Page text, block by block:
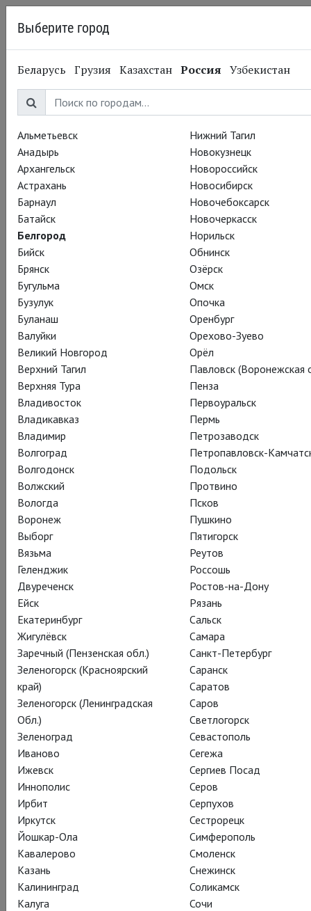
19.03.2014 Театр «Метрополитен-опера»
Metropolitan Opera:
Князь Игорь. 22 марта в
15:00
«Князь Игорь» Бородина – опера о патриотизме и войне, о
доблести воина и страстной преданности. «Князь Игорь» в
постановке Чернякова – спектакль о том, чего стоит война
и чем она оборачивается для того, кто так к ней стремился.
О любви и стремлении к свободе, и о том, как приходит
внутренняя зрелость правителя и осознание
ответственности. О необходимости созидать, а не
разрушать. И это спектакль, который очень нужно видеть
всем.
Повторный показ «Князя Игоря» из Мет – 22 марта в 15:00.
Фото: Cory Weaver/Metropolitan Opera
Выберите город
Беларусь Грузия Казахстан Россия Узбекистан
Альметьевск
Анадырь
Архангельск
Астрахань
Барнаул
Батайск
Белгород
Бийск
Брянск
Бугульма
Бузулук
Буланаш
Валуйки
Великий Новгород
Верхний Тагил
Верхняя Тура
Владивосток
Владикавказ
Владимир
Волгоград
Волгодонск
Волжский
Вологда
Воронеж
Выборг
Вязьма
Геленджик
Двуреченск
Ейск
Екатеринбург
Жигулёвск
Заречный (Пензенская обл.)
Зеленогорск (Красноярский
край)
Зеленогорск (Ленинградская
Обл.)
Зеленоград
Иваново
Ижевск
Иннополис
Ирбит
Иркутск
Йошкар-Ола
Кавалерово
Казань
Калининград
Калуга
Нижний Тагил
Новокузнецк
Новороссийск
Новосибирск
Новочебоксарск
Новочеркасск
Норильск
Обнинск
Озёрск
Омск
Опочка
Оренбург
Орехово-Зуево
Орёл
Павловск (Воронежская
Пенза
Первоуральск
Пермь
Петрозаводск
Петропавловск-
Подольск
Протвино
Псков
Пушкино
Пятигорск
Реутов
Россошь
Ростов-на-Дону
Рязань
Сальск
Самара
Санкт-Петербург
Саранск
Саратов
Саров
Светлогорск
Севастополь
Сегежа
Сергиев Посад
Серов
Серпухов
Сестрорецк
Симферополь
Смоленск
Снежинск
Соликамск
Сочи